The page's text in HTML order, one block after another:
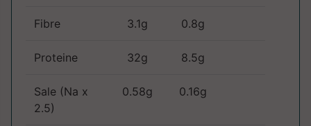
Fibre 3.1g 0.8g
Proteine 32g 8.5g
Sale (Na x
2.5)
0.58g 0.16g